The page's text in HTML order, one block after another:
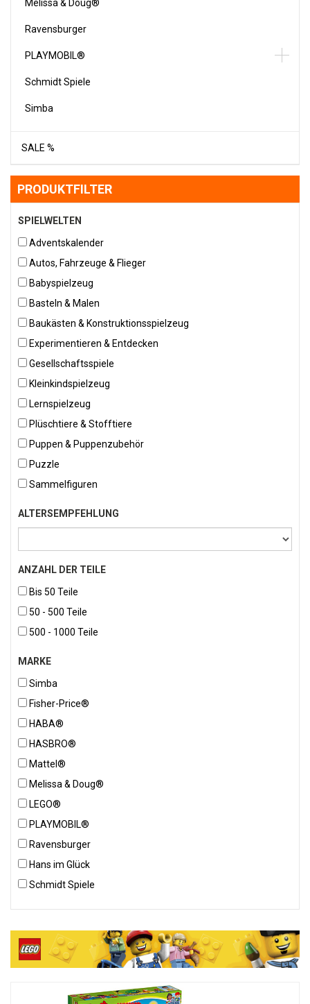
Melissa & Doug®
Ravensburger
PLAYMOBIL®
Schmidt Spiele
Simba
SALE %
PRODUKTFILTER
SPIELWELTEN
Adventskalender
Autos, Fahrzeuge & Flieger
Babyspielzeug
Basteln & Malen
Baukästen & Konstruktionsspielzeug
Experimentieren & Entdecken
Gesellschaftsspiele
Kleinkindspielzeug
Lernspielzeug
Plüschtiere & Stofftiere
Puppen & Puppenzubehör
Puzzle
Sammelfiguren
ALTERSEMPFEHLUNG
ANZAHL DER TEILE
Bis 50 Teile
50 - 500 Teile
500 - 1000 Teile
MARKE
Simba
Fisher-Price®
HABA®
HASBRO®
Mattel®
Melissa & Doug®
LEGO®
PLAYMOBIL®
Ravensburger
Hans im Glück
Schmidt Spiele